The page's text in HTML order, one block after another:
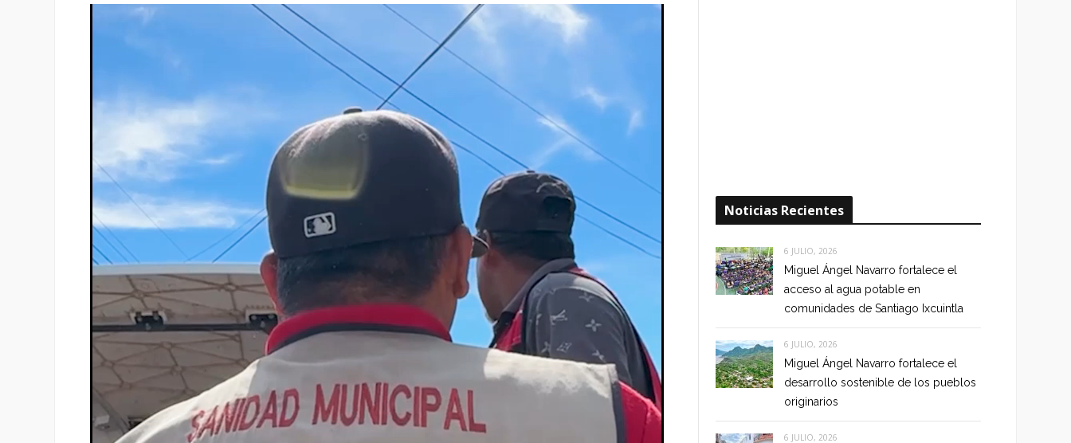
Reproductor
Noticias Recientes
6 JULIO, 2026
Miguel Ángel Navarro fortalece el
acceso al agua potable en
comunidades de Santiago Ixcuintla
6 JULIO, 2026
Miguel Ángel Navarro fortalece el
desarrollo sostenible de los pueblos
originarios
6 JULIO, 2026